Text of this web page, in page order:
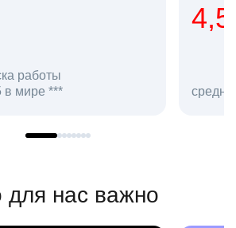
hh.ru как работодателя **
в
для нас важно